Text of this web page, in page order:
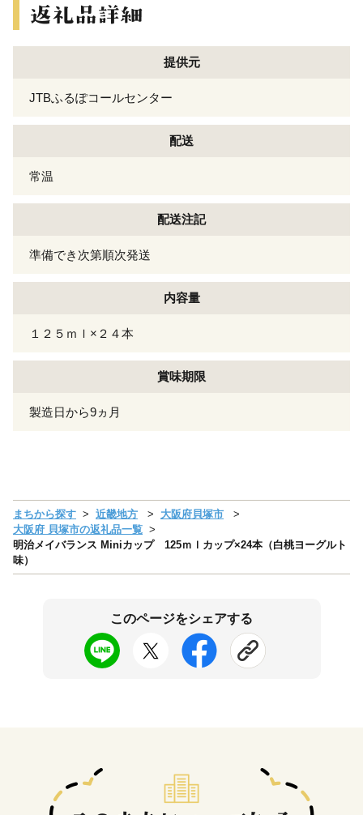
提供元
JTBふるぽコールセンター
配送
常温
配送注記
準備でき次第順次発送
内容量
１２５ｍｌ×２４本
賞味期限
製造日から9ヵ月
まちから探す 近畿地方
大阪府貝塚市
大阪府 貝塚市の返礼品一覧
明治メイバランス Miniカップ 125ｍｌカップ×24本（白桃ヨーグルト
味）
このページをシェアする